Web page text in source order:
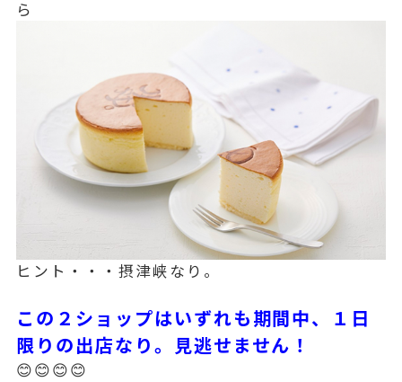
ら
ヒント・・・摂津峡なり。
この２ショップはいずれも期間中、１日
限りの出店なり。見逃せません！
😊😊😊😊